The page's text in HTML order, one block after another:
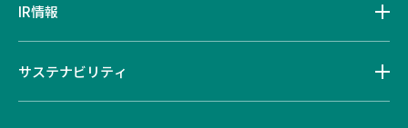
IR情報
サステナビリティ